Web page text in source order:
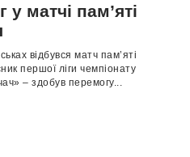
матчі пам’яті
відбувся матч пам’яті
першої ліги чемпіонату
– здобув перемогу...